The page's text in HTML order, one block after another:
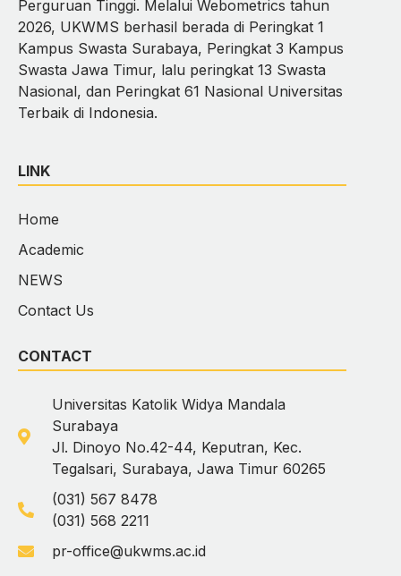
Perguruan Tinggi. Melalui Webometrics tahun
2026, UKWMS berhasil berada di Peringkat 1
Kampus Swasta Surabaya, Peringkat 3 Kampus
Swasta Jawa Timur, lalu peringkat 13 Swasta
Nasional, dan Peringkat 61 Nasional Universitas
Terbaik di Indonesia.
LINK
Home
Academic
NEWS
Contact Us
CONTACT
Universitas Katolik Widya Mandala
Surabaya
Jl. Dinoyo No.42-44, Keputran, Kec.
Tegalsari, Surabaya, Jawa Timur 60265
(031) 567 8478
(031) 568 2211
pr-office@ukwms.ac.id